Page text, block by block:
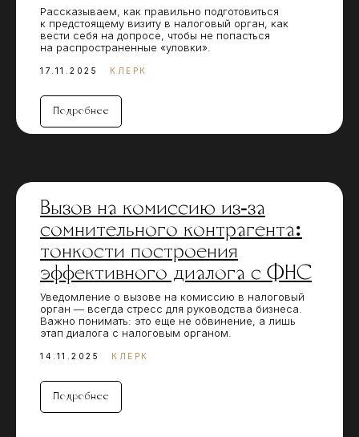
Рассказываем, как правильно подготовиться
к предстоящему визиту в налоговый орган, как
вести себя на допросе, чтобы не попасться
на распространенные «уловки».
17.11.2025 КЛЕРК
Подробнее
Вызов на комиссию из-за
сомнительного контрагента:
тонкости построения
эффективного диалога с ФНС
Уведомление о вызове на комиссию в налоговый
орган — всегда стресс для руководства бизнеса.
Важно понимать: это еще не обвинение, а лишь
этап диалога с налоговым органом.
14.11.2025 КЛЕРК
Подробнее